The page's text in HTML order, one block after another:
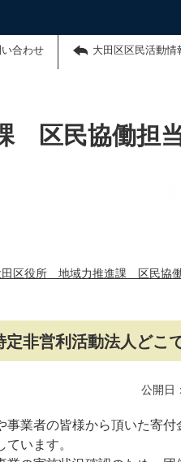
い合わせ 大田区区民活動
区民協働担
田区役所 地域力推進課 区民協
非営利活動法人どこ
公開日
事業者の皆様から頂いた寄
ています。